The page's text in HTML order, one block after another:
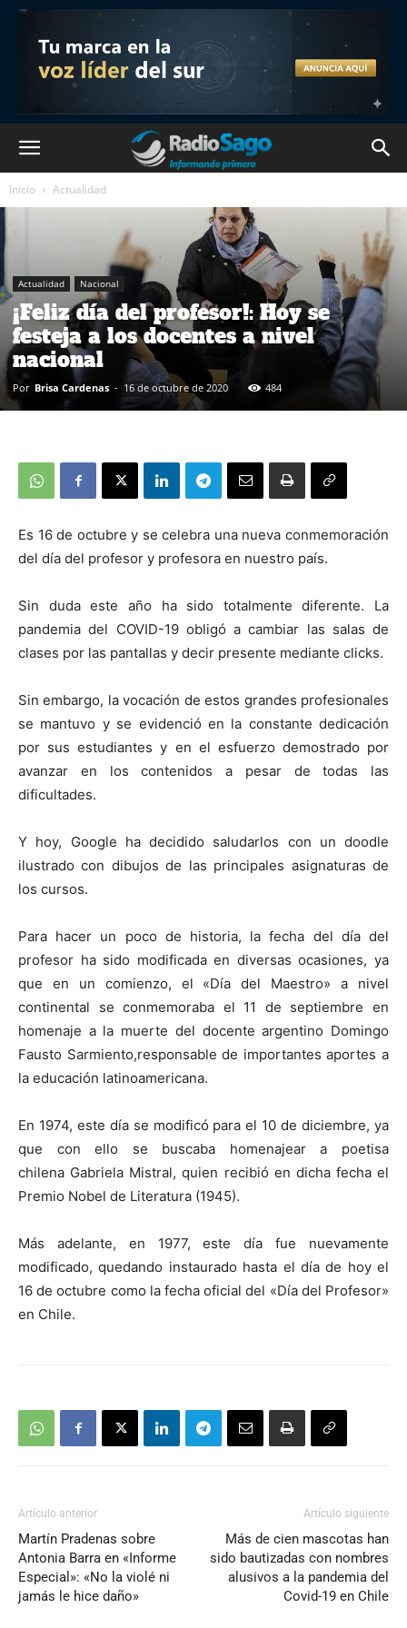
Inicio Actualidad
Actualidad Nacional
¡Feliz día del profesor!: Hoy se
festeja a los docentes a nivel
nacional
Por Brisa Cardenas - 16 de octubre de 2020 484
Es 16 de octubre y se celebra una nueva conmemoración
del día del profesor y profesora en nuestro país.
Sin duda este año ha sido totalmente diferente. La
pandemia del COVID-19 obligó a cambiar las salas de
clases por las pantallas y decir presente mediante clicks.
Sin embargo, la vocación de estos grandes profesionales
se mantuvo y se evidenció en la constante dedicación
por sus estudiantes y en el esfuerzo demostrado por
avanzar en los contenidos a pesar de todas las
dificultades.
Y hoy, Google ha decidido saludarlos con un doodle
ilustrado con dibujos de las principales asignaturas de
los cursos.
Para hacer un poco de historia, la fecha del día del
profesor ha sido modificada en diversas ocasiones, ya
que en un comienzo, el «Día del Maestro» a nivel
continental se conmemoraba el 11 de septiembre en
homenaje a la muerte del docente argentino Domingo
Fausto Sarmiento,responsable de importantes aportes a
la educación latinoamericana.
En 1974, este día se modificó para el 10 de diciembre, ya
que con ello se buscaba homenajear a poetisa
chilena Gabriela Mistral, quien recibió en dicha fecha el
Premio Nobel de Literatura (1945).
Más adelante, en 1977, este día fue nuevamente
modificado, quedando instaurado hasta el día de hoy el
16 de octubre como la fecha oficial del «Día del Profesor»
en Chile.
Artículo anterior
Martín Pradenas sobre
Antonia Barra en «Informe
Especial»: «No la violé ni
jamás le hice daño»
Artículo siguiente
Más de cien mascotas han
sido bautizadas con nombres
alusivos a la pandemia del
Covid-19 en Chile